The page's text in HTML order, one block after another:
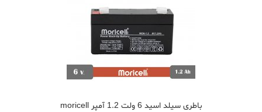
باطری سیلد اسید 6 ولت 1.2 آمپر moricell